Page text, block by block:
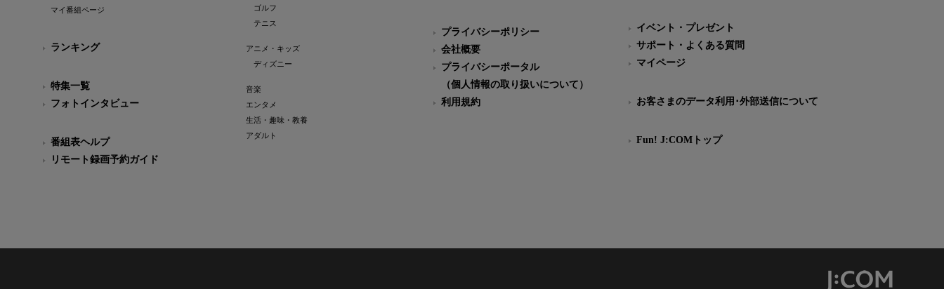
マイ番組ページ
ランキング
特集一覧
フォトインタビュー
番組表ヘルプ
リモート録画予約ガイド
ゴルフ
テニス
アニメ・キッズ
ディズニー
音楽
エンタメ
生活・趣味・教養
アダルト
プライバシーポリシー
会社概要
プライバシーポータル
（個人情報の取り扱いについて）
利用規約
イベント・プレゼント
サポート・よくある質問
マイページ
お客さまのデータ利用･外部送信について
Fun! J:COMトップ